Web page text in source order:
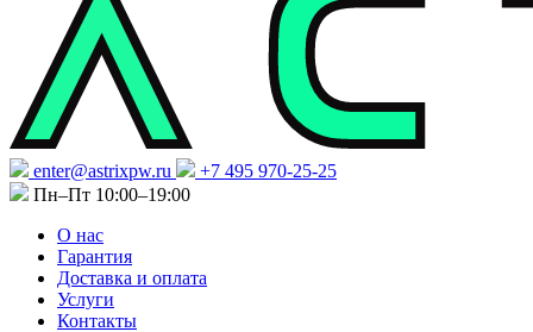
enter@astrixpw.ru
+7 495 970-25-25
Пн–Пт 10:00–19:00
О нас
Гарантия
Доставка и оплата
Услуги
Контакты